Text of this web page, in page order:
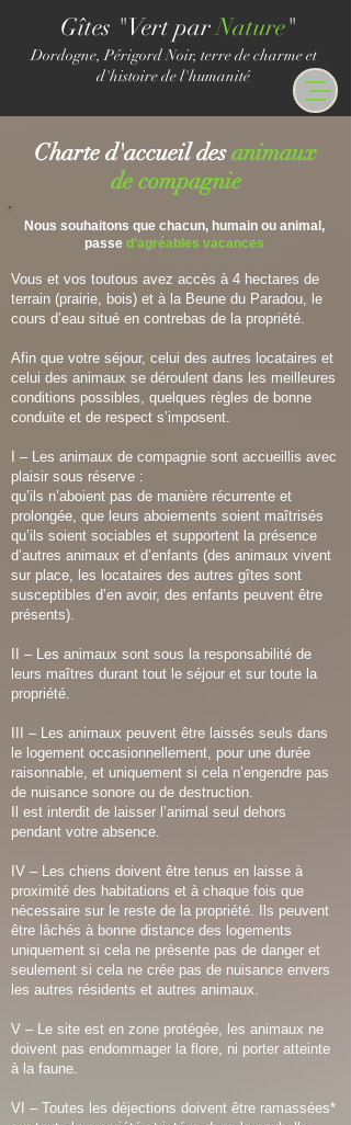
Dordogne, Périgord Noir, terre de charme et
d'histoire de l'humanité
Gîtes "Vert parNature"
Charte d'accueil desanimaux
de compagnie
Nous souhaitons que chacun, humain ou animal,
passe d’agréables vacances
Vous et vos toutous avez accès à 4 hectares de
terrain (prairie, bois) et à la Beune du Paradou, le
cours d’eau situé en contrebas de la propriété.
Afin que votre séjour, celui des autres locataires et
celui des animaux se déroulent dans les meilleures
conditions possibles, quelques règles de bonne
conduite et de respect s’imposent.
I – Les animaux de compagnie sont accueillis avec
plaisir sous réserve :
qu’ils n’aboient pas de manière récurrente et
prolongée, que leurs aboiements soient maîtrisés
qu’ils soient sociables et supportent la présence
d’autres animaux et d’enfants (des animaux vivent
sur place, les locataires des autres gîtes sont
susceptibles d’en avoir, des enfants peuvent être
présents).
II – Les animaux sont sous la responsabilité de
leurs maîtres durant tout le séjour et sur toute la
propriété.
III – Les animaux peuvent être laissés seuls dans
le logement occasionnellement, pour une durée
raisonnable, et uniquement si cela n’engendre pas
de nuisance sonore ou de destruction.
Il est interdit de laisser l’animal seul dehors
pendant votre absence.
IV – Les chiens doivent être tenus en laisse à
proximité des habitations et à chaque fois que
nécessaire sur le reste de la propriété. Ils peuvent
être lâchés à bonne distance des logements
uniquement si cela ne présente pas de danger et
seulement si cela ne crée pas de nuisance envers
les autres résidents et autres animaux.
V – Le site est en zone protégée, les animaux ne
doivent pas endommager la flore, ni porter atteinte
à la faune.
VI – Toutes les déjections doivent être ramassées*